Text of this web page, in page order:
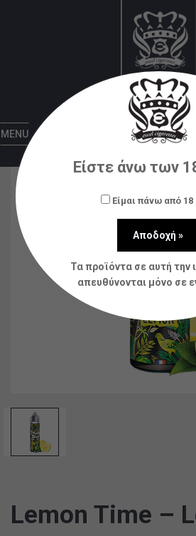
MENU
Υγρά αναπλήρωσης
Lemon Time –
France)
Lemon Time –
Είστε άνω των
Είμαι πάνω από 18
Τα προϊόντα σε αυτή την
απευθύνονται μόνο σε